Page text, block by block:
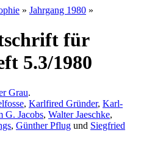
» Jahrgang 1980 »
für
5.3/1980
Grau.
, Karlfired Gründer, Karl-
G. Jacobs, Walter Jaeschke,
, Günther Pflug und Siegfried